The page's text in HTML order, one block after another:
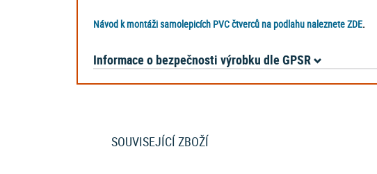
Návod k montáži samolepicích PVC čtverců na podlahu naleznete ZDE.
Informace o bezpečnosti výrobku dle GPSR
SOUVISEJÍCÍ ZBOŽÍ